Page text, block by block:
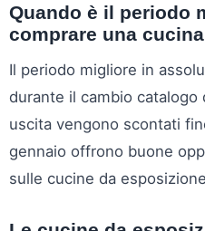
Quando è il periodo
comprare una
Il periodo migliore in
durante il cambio
uscita vengono scontati
gennaio offrono buone
sulle cucine da